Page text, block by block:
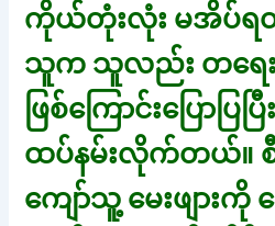
ကိုယ်တုံးလုံး မအိပ်ရတာ
သူက သူလည်း တရေး
ဖြစ်ကြောင်းပြောပြ
ထပ်နမ်းလိုက်တယ်။
ကျော်သူ့ မေးဖျားကို